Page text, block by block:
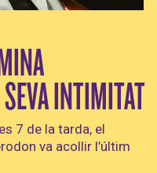
INTIMITAT
7 de la tarda, el
va acollir l’últim